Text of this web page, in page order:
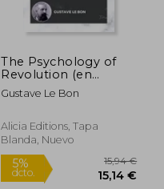
5%
The Psychology of
Revolution (en
Inglés)
Gustave Le Bon
Alicia Editions, Tapa
Blanda, Nuevo